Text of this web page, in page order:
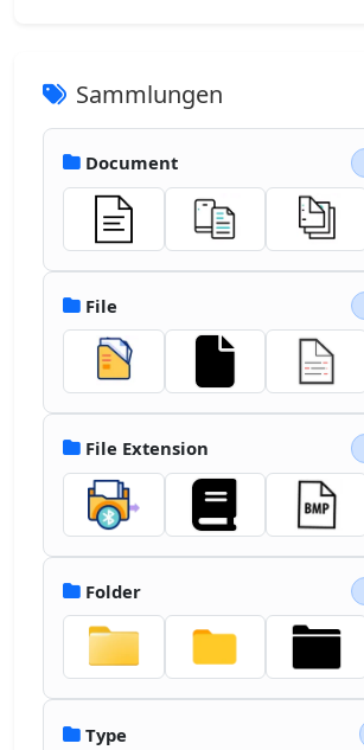
Sammlungen
Document
File
File Extension
Folder
Type